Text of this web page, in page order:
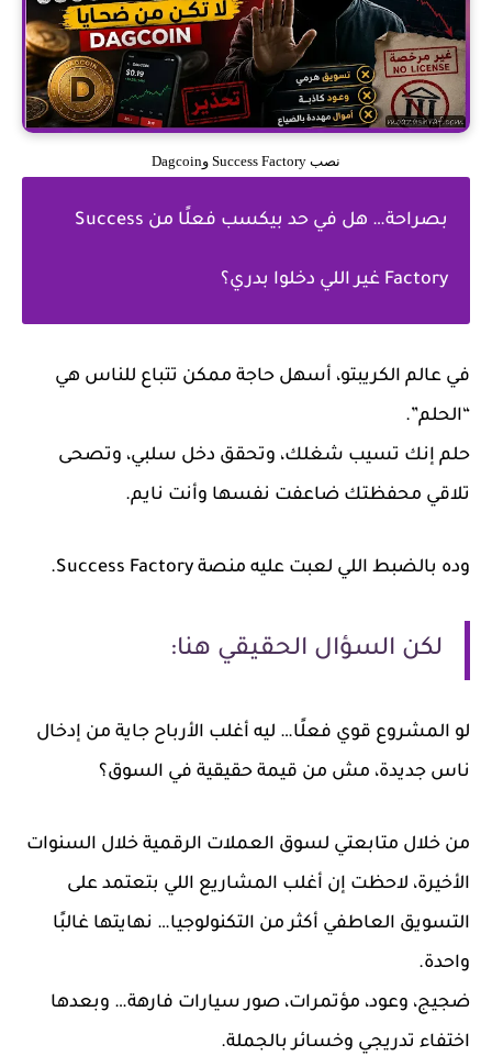
نصب Success Factory وDagcoin
بصراحة… هل في حد بيكسب فعلًا من Success
Factory غير اللي دخلوا بدري؟
في عالم الكريبتو، أسهل حاجة ممكن تتباع للناس هي
“الحلم”.
حلم إنك تسيب شغلك، وتحقق دخل سلبي، وتصحى
تلاقي محفظتك ضاعفت نفسها وأنت نايم.
وده بالضبط اللي لعبت عليه منصة Success Factory.
لكن السؤال الحقيقي هنا:
لو المشروع قوي فعلًا… ليه أغلب الأرباح جاية من إدخال
ناس جديدة، مش من قيمة حقيقية في السوق؟
من خلال متابعتي لسوق العملات الرقمية خلال السنوات
الأخيرة، لاحظت إن أغلب المشاريع اللي بتعتمد على
التسويق العاطفي أكثر من التكنولوجيا… نهايتها غالبًا
واحدة.
ضجيج، وعود، مؤتمرات، صور سيارات فارهة… وبعدها
اختفاء تدريجي وخسائر بالجملة.